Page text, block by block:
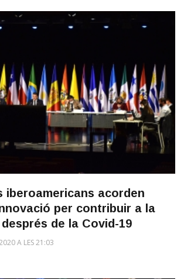
iberoamericans acorden
per contribuir a la
de la Covid-19
A LES 21:03